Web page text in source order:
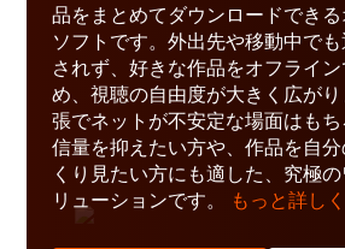
品をまとめてダウンロードでき
ソフトです。外出先や移動中で
されず、好きな作品をオフライ
め、視聴の自由度が大きく広が
張でネットが不安定な場面はも
信量を抑えたい方や、作品を自
くり見たい方にも適した、究極
リューションです。
もっと詳し